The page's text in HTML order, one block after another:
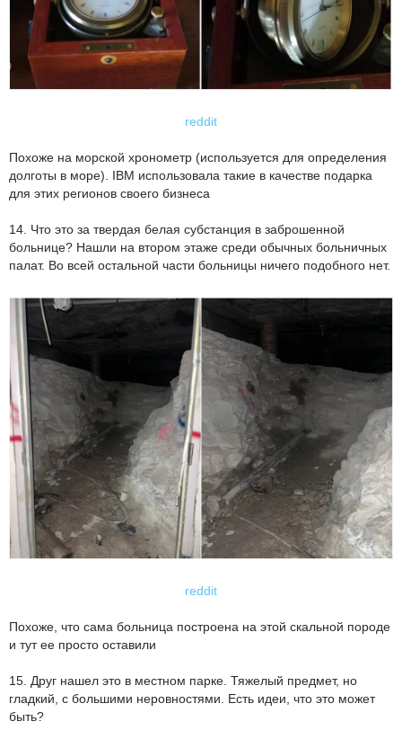
reddit
Похоже на морской хронометр (используется для определения
долготы в море). IBM использовала такие в качестве подарка
для этих регионов своего бизнеса
14. Что это за твердая белая субстанция в заброшенной
больнице? Нашли на втором этаже среди обычных больничных
палат. Во всей остальной части больницы ничего подобного нет.
reddit
Похоже, что сама больница построена на этой скальной породе
и тут ее просто оставили
15. Друг нашел это в местном парке. Тяжелый предмет, но
гладкий, с большими неровностями. Есть идеи, что это может
быть?